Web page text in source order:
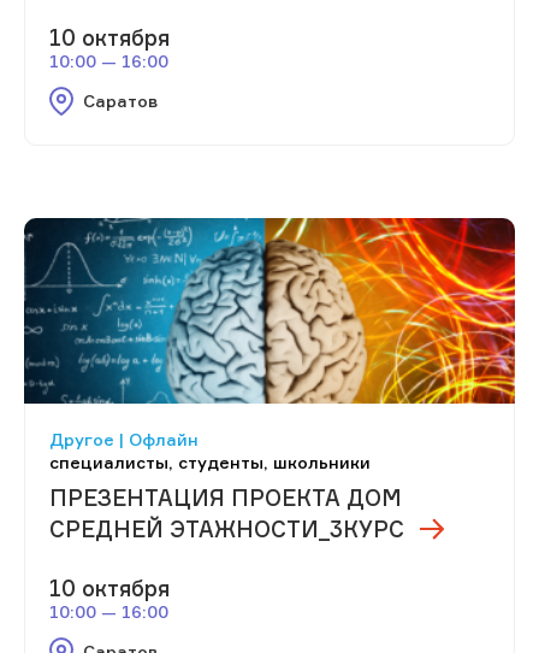
10 октября
10:00 — 16:00
Саратов
Другое | Офлайн
специалисты, студенты, школьники
ПРЕЗЕНТАЦИЯ ПРОЕКТА ДОМ
СРЕДНЕЙ ЭТАЖНОСТИ_3КУРС
10 октября
10:00 — 16:00